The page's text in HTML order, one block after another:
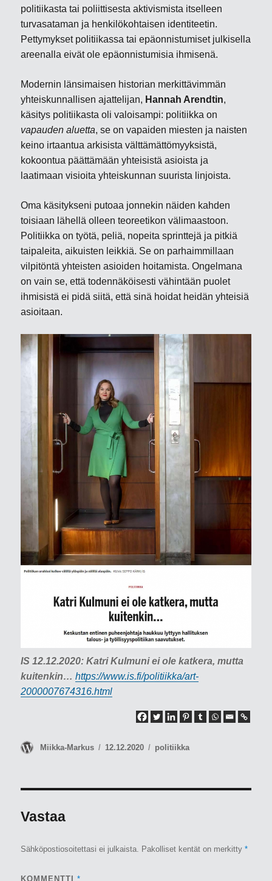
politiikasta tai poliittisesta aktivismista itselleen
turvasataman ja henkilökohtaisen identiteetin.
Pettymykset politiikassa tai epäonnistumiset julkisella
areenalla eivät ole epäonnistumisia ihmisenä.
Modernin länsimaisen historian merkittävimmän
yhteiskunnallisen ajattelijan, Hannah Arendtin,
käsitys politiikasta oli valoisampi: politiikka on
vapauden aluetta, se on vapaiden miesten ja naisten
keino irtaantua arkisista välttämättömyyksistä,
kokoontua päättämään yhteisistä asioista ja
laatimaan visioita yhteiskunnan suurista linjoista.
Oma käsitykseni putoaa jonnekin näiden kahden
toisiaan lähellä olleen teoreetikon välimaastoon.
Politiikka on työtä, peliä, nopeita sprinttejä ja pitkiä
taipaleita, aikuisten leikkiä. Se on parhaimmillaan
vilpitöntä yhteisten asioiden hoitamista. Ongelmana
on vain se, että todennäköisesti vähintään puolet
ihmisistä ei pidä siitä, että sinä hoidat heidän yhteisiä
asioitaan.
IS 12.12.2020: Katri Kulmuni ei ole katkera, mutta
kuitenkin… https://www.is.fi/politiikka/art-
2000007674316.html
Kirjoittaja
Miikka-Markus Julkaistu
12.12.2020 Kategoriat
politiikka
Vastaa
Sähköpostiosoitettasi ei julkaista. Pakolliset kentät on merkitty*
KOMMENTTI*